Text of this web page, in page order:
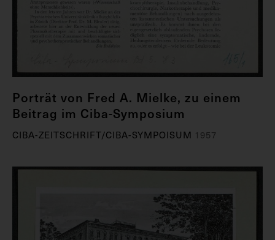
Porträt von Fred A. Mielke, zu einem
Beitrag im Ciba-Symposium
CIBA-ZEITSCHRIFT/CIBA-SYMPOISUM 1957